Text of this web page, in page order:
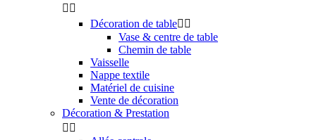
 
Décoration de table 
Vase & centre de table
Chemin de table
Vaisselle
Nappe textile
Matériel de cuisine
Vente de décoration
Décoration & Prestation
 